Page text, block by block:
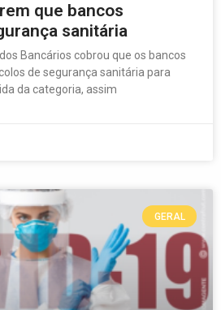
que bancos
sanitária
Bancários cobrou que os bancos
de segurança sanitária para
da categoria, assim
GERAL